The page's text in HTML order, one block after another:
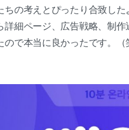
ちの考えとぴったり合致し
詳細ページ、広告戦略、制
で本当に良かったです。（